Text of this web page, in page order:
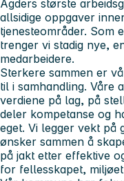
Agders største
allsidige oppgaver
tjenesteområder. Som
trenger vi stadig nye,
medarbeidere.
Sterkere sammen er
til i samhandling. Våre
verdiene på lag, på
deler kompetanse og
eget. Vi legger vekt på
ønsker sammen å
på jakt etter effektive
for fellesskapet,